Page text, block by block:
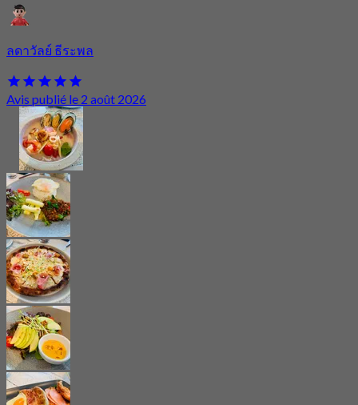
ลดาวัลย์ ธีระพล
Avis publié le 2 août 2026